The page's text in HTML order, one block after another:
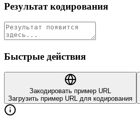
Результат кодирования
Быстрые действия
Закодировать пример URL
Загрузить пример URL для кодирования